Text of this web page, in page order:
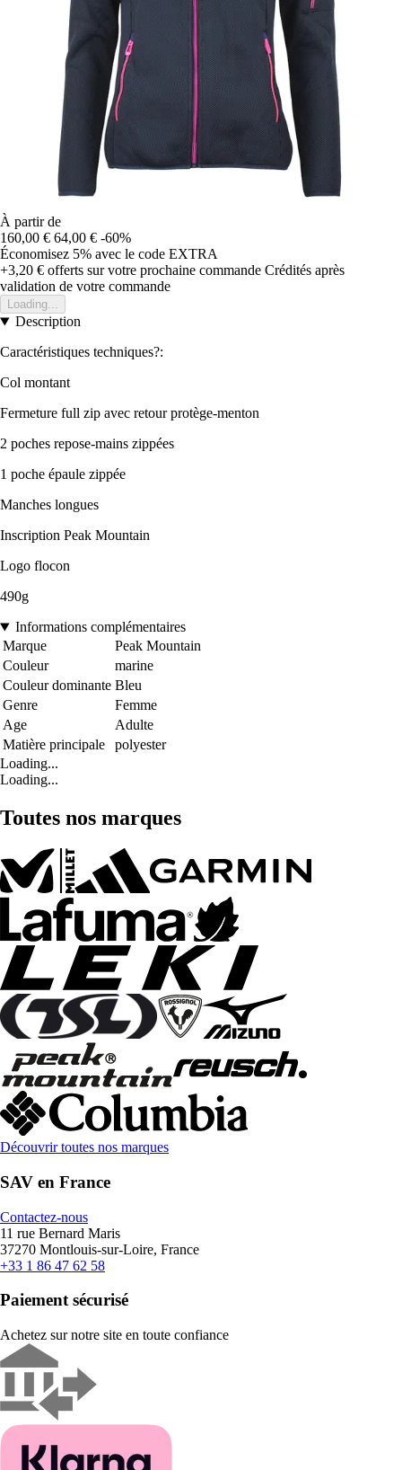
À partir de
160,00 € 64,00 € -60%
Économisez 5% avec le code EXTRA
+3,20 € offerts sur votre prochaine commande Crédités après
validation de votre commande
Loading...
Description
Caractéristiques techniques?:
Col montant
Fermeture full zip avec retour protège-menton
2 poches repose-mains zippées
1 poche épaule zippée
Manches longues
Inscription Peak Mountain
Logo flocon
490g
Informations complémentaires
Marque
Peak Mountain
Couleur
marine
Couleur dominante Bleu
Genre
Femme
Age
Adulte
Matière principale
polyester
Loading...
Loading...
Toutes nos marques
Découvrir toutes nos marques
SAV en France
Contactez-nous
11 rue Bernard Maris
37270 Montlouis-sur-Loire, France
+33 1 86 47 62 58
Paiement sécurisé
Achetez sur notre site en toute confiance